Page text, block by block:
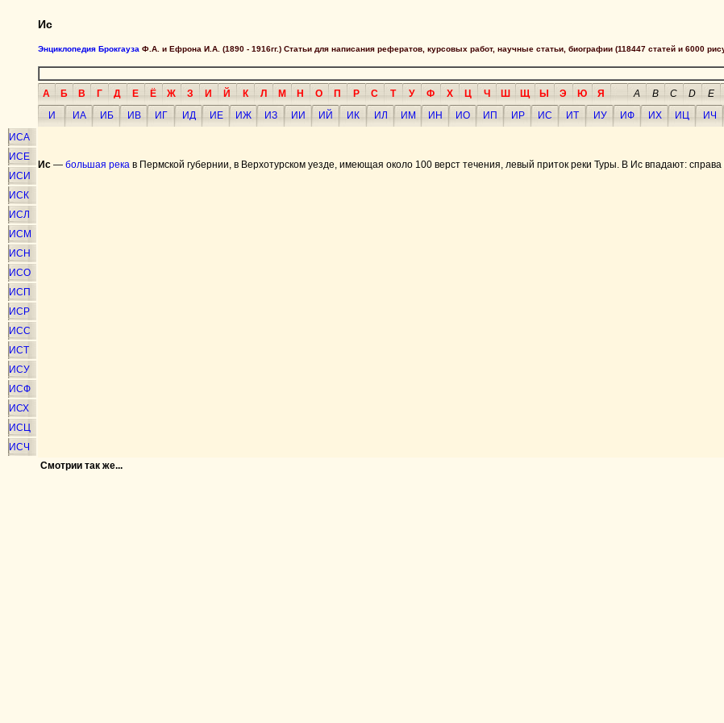
Ис
Энциклопедия Брокгауза Ф.А. и Ефрона И.А. (1890 - 1916гг.) Статьи для написания рефератов, курсовых работ, научные статьи, биографии (118447 статей и 6000
А Б В Г Д Е Ё Ж З И Й К Л М Н О П Р С Т У Ф Х Ц Ч Ш Щ Ы Э Ю Я A B C D E
И
ИА ИБ ИВ ИГ ИД ИЕ ИЖ ИЗ ИИ ИЙ ИК ИЛ ИМ ИН ИО ИП ИР ИС ИТ ИУ ИФ ИХ ИЦ ИЧ
ИСА
ИСЕ
ИСИ
ИСК
ИСЛ
ИСМ
ИСН
ИСО
ИСП
ИСР
ИСС
ИСТ
ИСУ
ИСФ
ИСХ
ИСЦ
ИСЧ
Ис — большая река в Пермской губернии, в Верхотурском уезде, имеющая около 100 верст течения, левый приток реки Туры. В Ис впадают:
Смотрии так же...